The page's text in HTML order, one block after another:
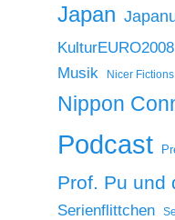
Japan
KulturEURO2008
Musik Nicer Fictions
Nippon
Podcast
Prof. Pu und
Serienflittchen